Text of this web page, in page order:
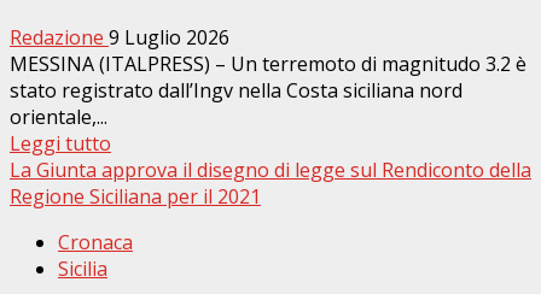
Redazione 9 Luglio 2026
MESSINA (ITALPRESS) – Un terremoto di magnitudo 3.2 è
stato registrato dall’Ingv nella Costa siciliana nord
orientale,...
Leggi tutto
La Giunta approva il disegno di legge sul Rendiconto della
Regione Siciliana per il 2021
Cronaca
Sicilia